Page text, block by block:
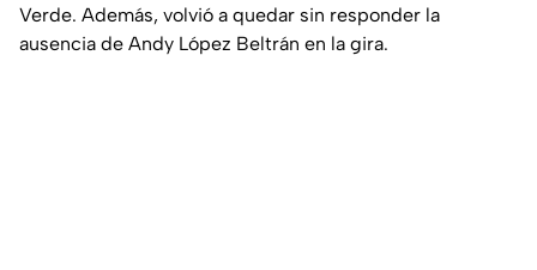
Verde. Además, volvió a quedar sin responder la
ausencia de Andy López Beltrán en la gira.